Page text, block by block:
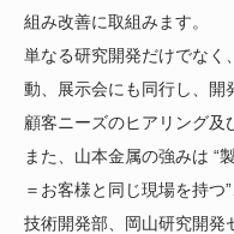
組み改善に取組みます。
単なる研究開発だけでなく
動、展示会にも同行し、開
顧客ニーズのヒアリング及
また、山本金属の強みは “
＝お客様と同じ現場を持つ”
技術開発部、岡山研究開発